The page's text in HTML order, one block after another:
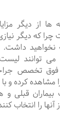
ها از دیگر
چرا که دیگر
نخواهید داشت.
می توانند
تخصص
مشاهده کرده و
بیماران قبلی
را انتخاب